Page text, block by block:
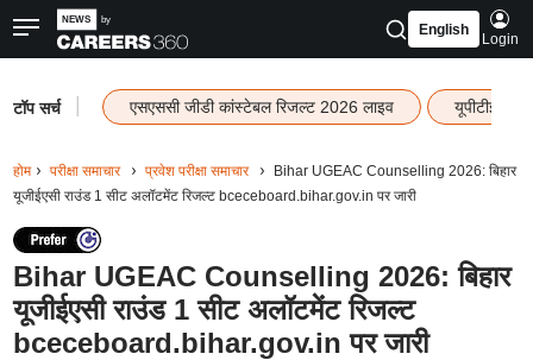
English
Login
टॉप सर्च एसएससी जीडी कांस्टेबल रिजल्ट 2026 लाइव यूपीटीईटी
होम परीक्षा समाचार प्रवेश परीक्षा समाचार
Bihar UGEAC Counselling 2026: बिहार
यूजीईएसी राउंड 1 सीट अलॉटमेंट रिजल्ट bceceboard.bihar.gov.in पर जारी
Bihar UGEAC Counselling 2026: बिहार
यूजीईएसी राउंड 1 सीट अलॉटमेंट रिजल्ट
bceceboard.bihar.gov.in पर जारी